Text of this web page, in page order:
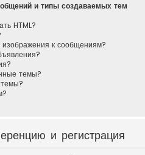
и типы создаваемых тем
HTML?
изображения к сообщениям?
темы?
и регистрация